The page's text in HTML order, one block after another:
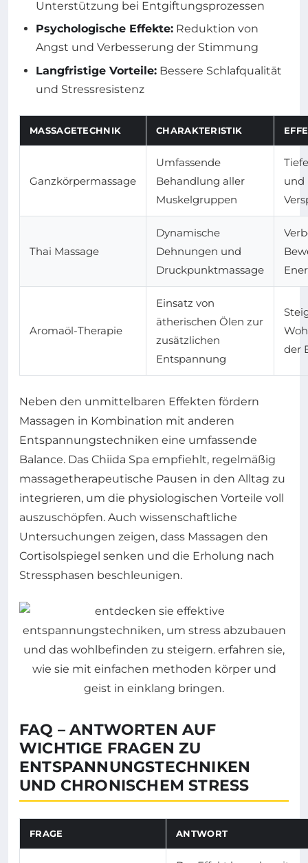
Unterstützung bei Entgiftungsprozessen
Psychologische Effekte: Reduktion von
Angst und Verbesserung der Stimmung
Langfristige Vorteile: Bessere Schlafqualität
und Stressresistenz
MASSAGETECHNIK CHARAKTERISTIK
Ganzkörpermassage
Umfassende
Behandlung aller
Muskelgruppen
und
Thai Massage
Dynamische
Dehnungen und
Druckpunktmassage
Aromaöl-Therapie
Einsatz von
ätherischen Ölen zur
zusätzlichen
Entspannung
der
Neben den unmittelbaren Effekten fördern
Massagen in Kombination mit anderen
Entspannungstechniken eine umfassende
Balance. Das Chiida Spa empfiehlt, regelmäßig
massagetherapeutische Pausen in den Alltag zu
integrieren, um die physiologischen Vorteile voll
auszuschöpfen. Auch wissenschaftliche
Untersuchungen zeigen, dass Massagen den
Cortisolspiegel senken und die Erholung nach
Stressphasen beschleunigen.
FAQ – ANTWORTEN AUF
WICHTIGE FRAGEN ZU
ENTSPANNUNGSTECHNIKEN
UND CHRONISCHEM STRESS
FRAGE ANTWORT